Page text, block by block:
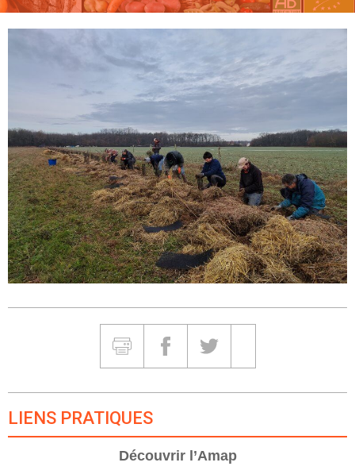
ImprimerPartager sur Facebook
Partager sur Twitter
LIENS PRATIQUES
Découvrir l’Amap